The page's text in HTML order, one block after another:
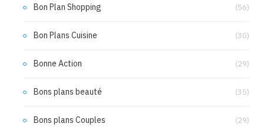
Bon Plan Shopping (56)
Bon Plans Cuisine (30)
Bonne Action (29)
Bons plans beauté (35)
Bons plans Couples (29)